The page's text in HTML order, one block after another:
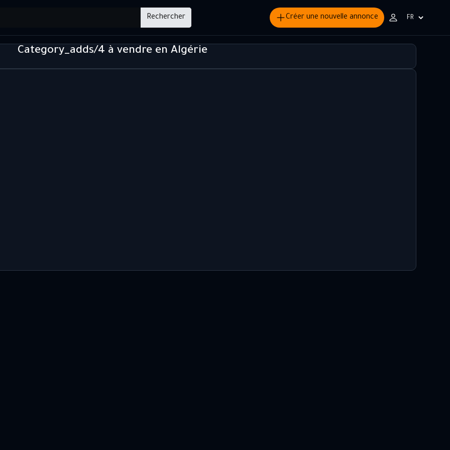
Rechercher Créer une nouvelle annonce
Choisir
la
langue
Category_adds/4 à vendre en Algérie